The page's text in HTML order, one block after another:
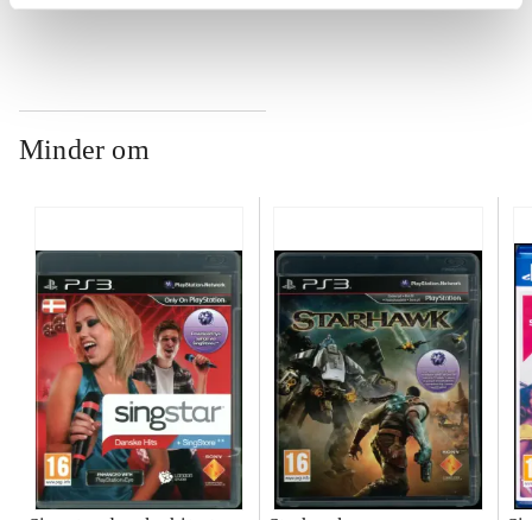
Minder om